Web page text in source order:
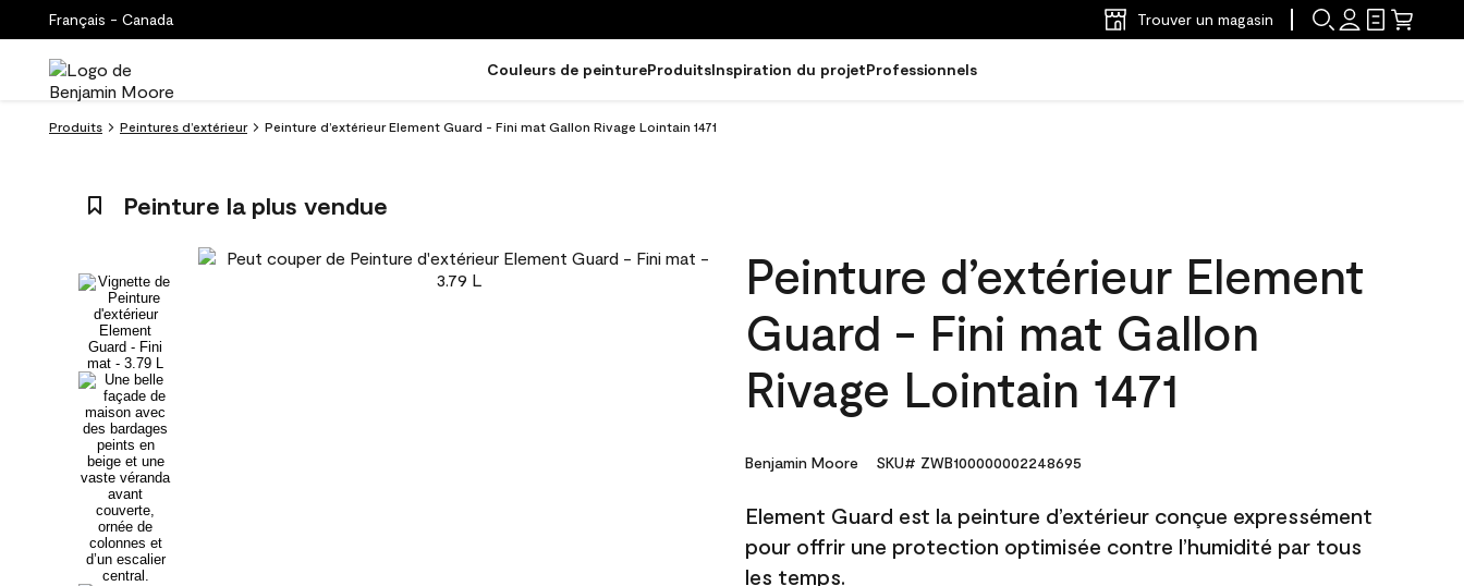
Français - Canada Trouver un magasin
Couleurs de peintureProduitsInspiration du projetProfessionnels
Produits Peintures d’extérieur Peinture d’extérieur Element Guard - Fini mat Gallon Rivage Lointain 1471
Peinture la plus vendue
Peinture d’extérieur Element
Guard - Fini mat Gallon
Rivage Lointain 1471
Benjamin Moore SKU# ZWB100000002248695
Element Guard est la peinture d’extérieur conçue expressément
pour offrir une protection optimisée contre l’humidité par tous
les temps.